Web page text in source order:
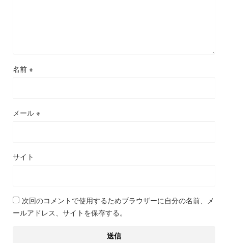
名前 ※
メール ※
サイト
次回のコメントで使用するためブラウザーに自分の名前、メ
ールアドレス、サイトを保存する。